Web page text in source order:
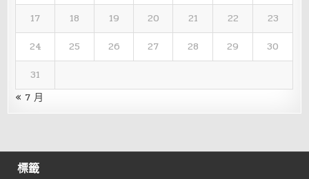
17
18 19 20 21 22
23
24
25 26 27 28 29
30
31
« 7 月
標籤